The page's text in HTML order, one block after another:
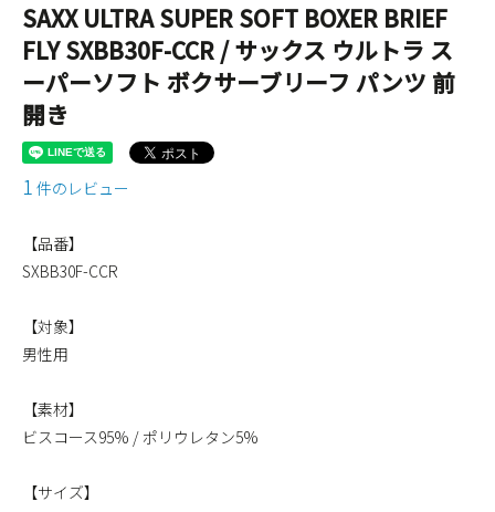
SAXX ULTRA SUPER SOFT BOXER BRIEF
FLY SXBB30F-CCR / サックス ウルトラ ス
ーパーソフト ボクサーブリーフ パンツ 前
開き
1 件のレビュー
【品番】
SXBB30F-CCR
【対象】
男性用
【素材】
ビスコース95% / ポリウレタン5%
【サイズ】